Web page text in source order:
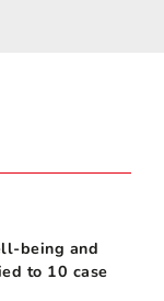
being and
to 10 case